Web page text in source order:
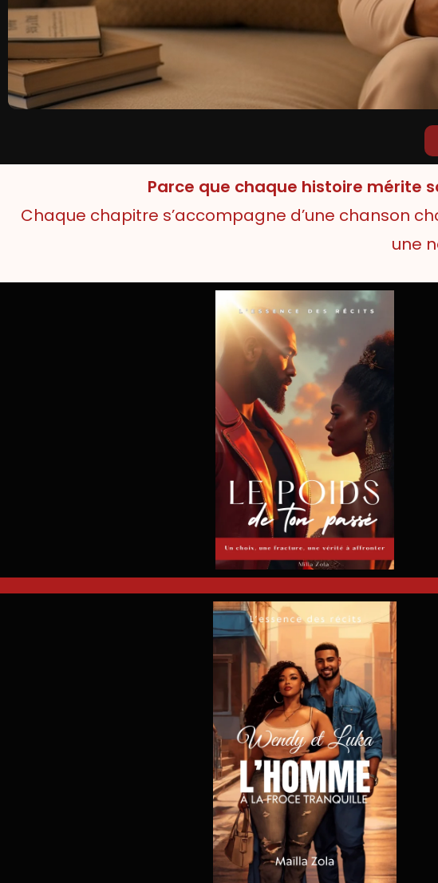
Parce que chaque histoire mérite
Chaque chapitre s’accompagne d’une chanson
une